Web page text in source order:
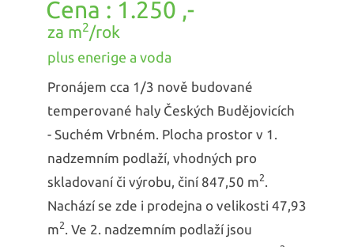
1.250 ,-
za m2/rok
plus enerige a voda
Pronájem cca 1/3 nově budované
temperované haly Českých Budějovicích
- Suchém Vrbném. Plocha prostor v 1.
nadzemním podlaží, vhodných pro
skladovaní či výrobu, činí 847,50 m2
Nachází se zde i prodejna o velikosti 47,93
m2
. Ve 2. nadzemním podlaží jsou